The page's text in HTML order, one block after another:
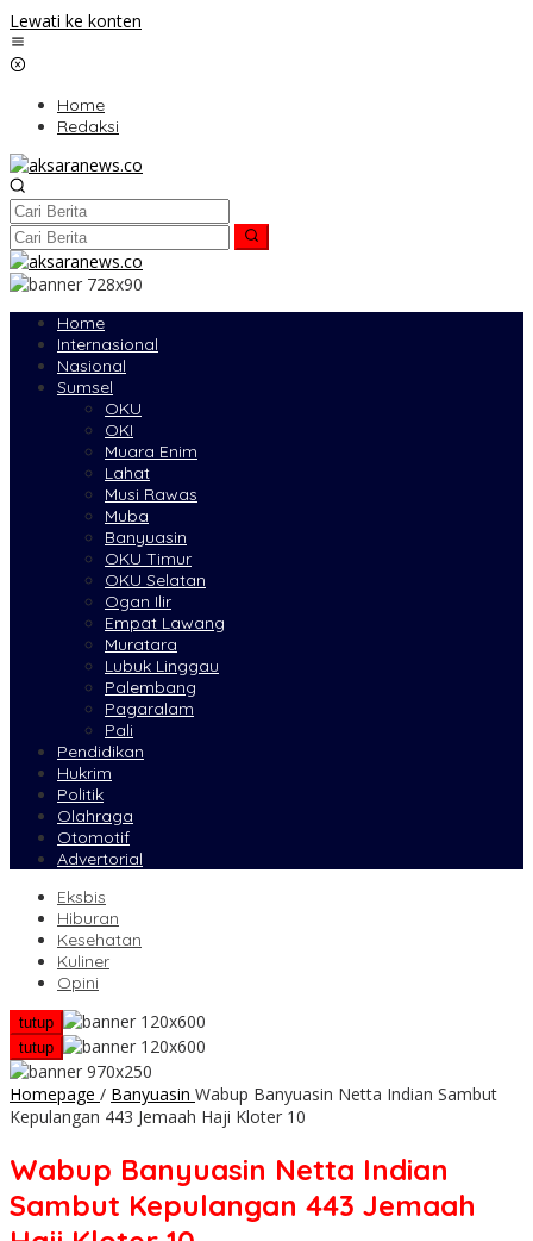
Lewati ke konten
Home
Redaksi
Home
Internasional
Nasional
Sumsel
OKU
OKI
Muara Enim
Lahat
Musi Rawas
Muba
Banyuasin
OKU Timur
OKU Selatan
Ogan Ilir
Empat Lawang
Muratara
Lubuk Linggau
Palembang
Pagaralam
Pali
Pendidikan
Hukrim
Politik
Olahraga
Otomotif
Advertorial
Eksbis
Hiburan
Kesehatan
Kuliner
Opini
tutup
tutup
Homepage / Banyuasin Wabup Banyuasin Netta Indian Sambut
Kepulangan 443 Jemaah Haji Kloter 10
Wabup Banyuasin Netta Indian
Sambut Kepulangan 443 Jemaah